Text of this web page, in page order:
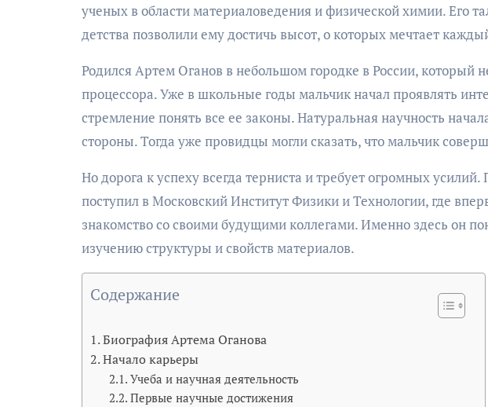
ученых в области материаловедения и физической химии. Его
детства позволили ему достичь высот, о которых мечтает
Родился Артем Оганов в небольшом городке в России, который
процессора. Уже в школьные годы мальчик начал проявлять
стремление понять все ее законы. Натуральная научность
стороны. Тогда уже провидцы могли сказать, что мальчик
Но дорога к успеху всегда терниста и требует огромных
поступил в Московский Институт Физики и Технологии, где
знакомство со своими будущими коллегами. Именно здесь он
изучению структуры и свойств материалов.
Содержание
Биография Артема Оганова
Начало карьеры
Учеба и научная деятельность
Первые научные достижения